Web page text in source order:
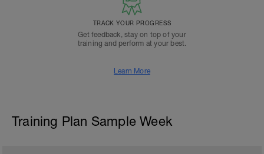
TRACK YOUR PROGRESS
Get feedback, stay on top of your
training and perform at your best.
Learn More
Training Plan Sample Week